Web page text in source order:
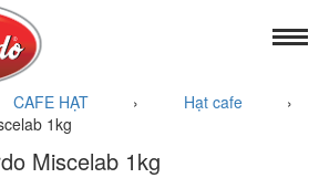
CAFE HẠT› Hạt cafe›
1kg
Miscelab 1kg